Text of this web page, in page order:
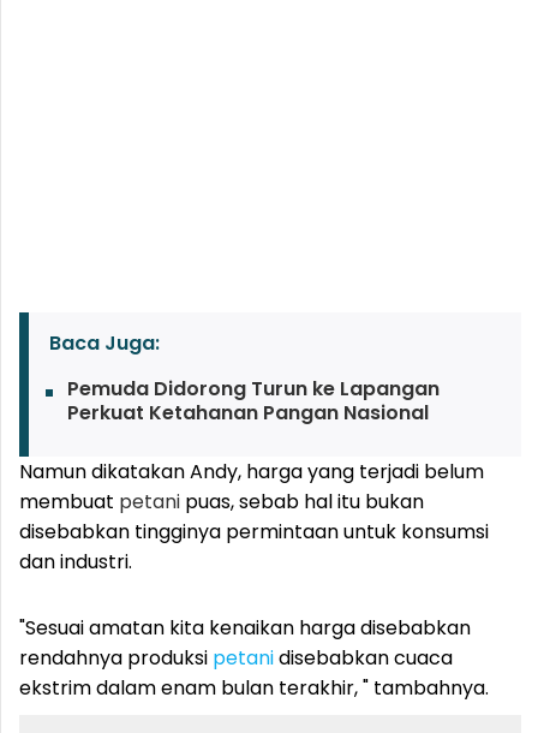
Baca Juga:
Pemuda Didorong Turun ke Lapangan
Perkuat Ketahanan Pangan Nasional
Namun dikatakan Andy, harga yang terjadi belum
membuat petani puas, sebab hal itu bukan
disebabkan tingginya permintaan untuk konsumsi
dan industri.
"Sesuai amatan kita kenaikan harga disebabkan
rendahnya produksi petanidisebabkan cuaca
ekstrim dalam enam bulan terakhir, " tambahnya.